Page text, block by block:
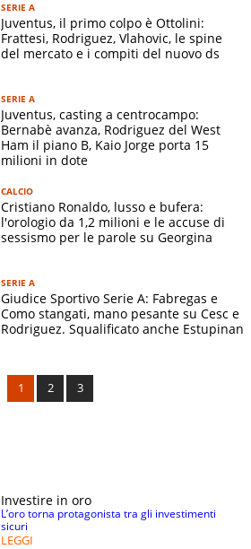
SERIE A
Juventus, il primo colpo è Ottolini:
Frattesi, Rodriguez, Vlahovic, le spine
del mercato e i compiti del nuovo ds
SERIE A
Juventus, casting a centrocampo:
Bernabè avanza, Rodriguez del West
Ham il piano B, Kaio Jorge porta 15
milioni in dote
CALCIO
Cristiano Ronaldo, lusso e bufera:
l'orologio da 1,2 milioni e le accuse di
sessismo per le parole su Georgina
SERIE A
Giudice Sportivo Serie A: Fabregas e
Como stangati, mano pesante su Cesc e
Rodriguez. Squalificato anche Estupinan
1 2 3
Investire in oro
L’oro torna protagonista tra gli investimenti
sicuri
LEGGI